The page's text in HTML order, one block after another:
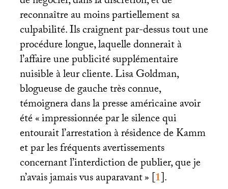
reconnaître au moins partiellement sa
culpabilité. Ils craignent par-dessus tout une
procédure longue, laquelle donnerait à
l’affaire une publicité supplémentaire
nuisible à leur cliente. Lisa Goldman,
blogueuse de gauche très connue,
témoignera dans la presse américaine avoir
été «impressionnée par le silence qui
entourait l’arrestation à résidence de Kamm
et par les fréquents avertissements
concernant l’interdiction de publier, que je
n’avais jamais vus auparavant»[1].